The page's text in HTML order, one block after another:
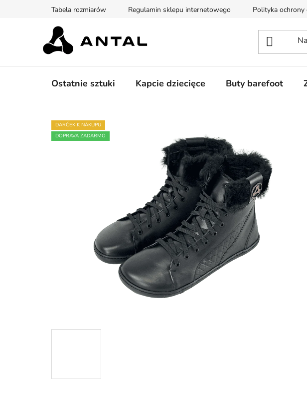
Tabela rozmiarów Regulamin sklepu internetowego Polityka ochrony
Ostatnie sztuki Kapcie dziecięce Buty barefoot
DARČEK K NÁKUPU
DOPRAVA ZADARMO